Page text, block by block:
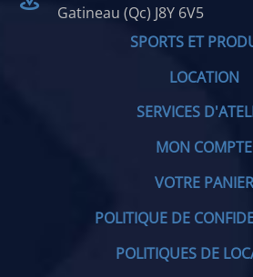
Gatineau (Qc) J8Y 6V5
SPORTS ET
LOCATION
SERVICES
MON COMPTE
VOTRE PANIER
POLITIQUE DE
POLITIQUES DE